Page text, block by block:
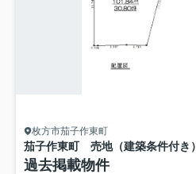
枚方市茄子作東町
茄子作東町 売地（建築条件付き）
過去掲載物件